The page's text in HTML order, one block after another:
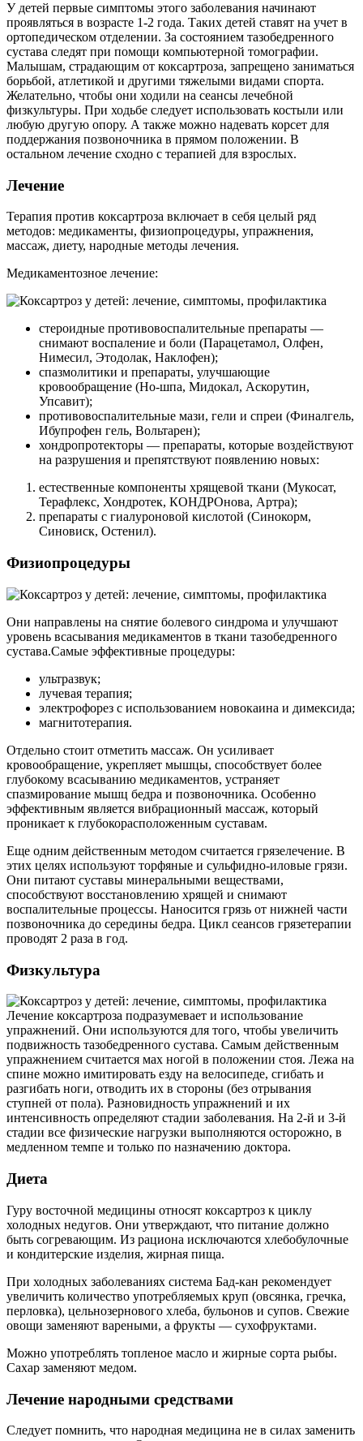
У детей первые симптомы этого заболевания начинают
проявляться в возрасте 1-2 года. Таких детей ставят на учет в
ортопедическом отделении. За состоянием тазобедренного
сустава следят при помощи компьютерной томографии.
Малышам, страдающим от коксартроза, запрещено заниматься
борьбой, атлетикой и другими тяжелыми видами спорта.
Желательно, чтобы они ходили на сеансы лечебной
физкультуры. При ходьбе следует использовать костыли или
любую другую опору. А также можно надевать корсет для
поддержания позвоночника в прямом положении. В
остальном лечение сходно с терапией для взрослых.
Лечение
Терапия против коксартроза включает в себя целый ряд
методов: медикаменты, физиопроцедуры, упражнения,
массаж, диету, народные методы лечения.
Медикаментозное лечение:
стероидные противовоспалительные препараты —
снимают воспаление и боли (Парацетамол, Олфен,
Нимесил, Этодолак, Наклофен);
спазмолитики и препараты, улучшающие
кровообращение (Но-шпа, Мидокал, Аскорутин,
Упсавит);
противовоспалительные мази, гели и спреи (Финалгель,
Ибупрофен гель, Вольтарен);
хондропротекторы — препараты, которые воздействуют
на разрушения и препятствуют появлению новых:
естественные компоненты хрящевой ткани (Мукосат,
Терафлекс, Хондротек, КОНДРОнова, Артра);
препараты с гиалуроновой кислотой (Синокорм,
Синовиск, Остенил).
Физиопроцедуры
Они направлены на снятие болевого синдрома и улучшают
уровень всасывания медикаментов в ткани тазобедренного
сустава.Самые эффективные процедуры:
ультразвук;
лучевая терапия;
электрофорез с использованием новокаина и димексида;
магнитотерапия.
Отдельно стоит отметить массаж. Он усиливает
кровообращение, укрепляет мышцы, способствует более
глубокому всасыванию медикаментов, устраняет
спазмирование мышц бедра и позвоночника. Особенно
эффективным является вибрационный массаж, который
проникает к глубокорасположенным суставам.
Еще одним действенным методом считается грязелечение. В
этих целях используют торфяные и сульфидно-иловые грязи.
Они питают суставы минеральными веществами,
способствуют восстановлению хрящей и снимают
воспалительные процессы. Наносится грязь от нижней части
позвоночника до середины бедра. Цикл сеансов грязетерапии
проводят 2 раза в год.
Физкультура
Лечение коксартроза подразумевает и использование
упражнений. Они используются для того, чтобы увеличить
подвижность тазобедренного сустава. Самым действенным
упражнением считается мах ногой в положении стоя. Лежа на
спине можно имитировать езду на велосипеде, сгибать и
разгибать ноги, отводить их в стороны (без отрывания
ступней от пола). Разновидность упражнений и их
интенсивность определяют стадии заболевания. На 2-й и 3-й
стадии все физические нагрузки выполняются осторожно, в
медленном темпе и только по назначению доктора.
Диета
Гуру восточной медицины относят коксартроз к циклу
холодных недугов. Они утверждают, что питание должно
быть согревающим. Из рациона исключаются хлебобулочные
и кондитерские изделия, жирная пища.
При холодных заболеваниях система Бад-кан рекомендует
увеличить количество употребляемых круп (овсянка, гречка,
перловка), цельнозернового хлеба, бульонов и супов. Свежие
овощи заменяют вареными, а фрукты — сухофруктами.
Можно употреблять топленое масло и жирные сорта рыбы.
Сахар заменяют медом.
Лечение народными средствами
Следует помнить, что народная медицина не в силах заменить